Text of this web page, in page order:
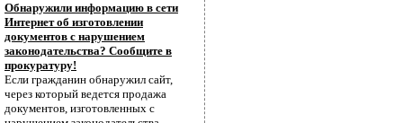
Обнаружили информацию в сети
Интернет об изготовлении
документов с нарушением
законодательства? Сообщите в
прокуратуру!
Если гражданин обнаружил сайт,
через который ведется продажа
документов, изготовленных с